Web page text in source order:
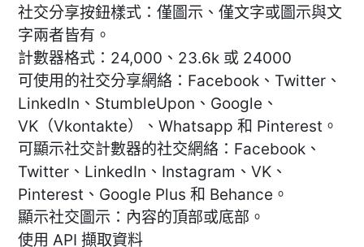
社交分享按鈕樣式：僅圖示、僅文字或圖示與文
字兩者皆有。
計數器格式：24,000、23.6k 或 24000
可使用的社交分享網絡：Facebook、Twitter、
LinkedIn、StumbleUpon、Google、
VK（Vkontakte）、Whatsapp 和 Pinterest。
可顯示社交計數器的社交網絡：Facebook、
Twitter、LinkedIn、Instagram、VK、
Pinterest、Google Plus 和 Behance。
顯示社交圖示：內容的頂部或底部。
使用 API 擷取資料